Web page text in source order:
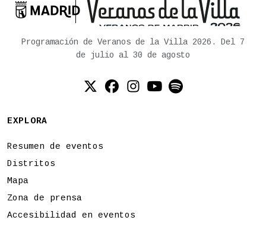

Ayuntamiento de Madrid
Programación de Veranos de la Villa 2026. Del 7
de julio al 30 de agosto
Twitter (X)
Facebook
Instagram
YouTube
Spotify
EXPLORA
Resumen de eventos
Distritos
Mapa
Zona de prensa
Accesibilidad en eventos